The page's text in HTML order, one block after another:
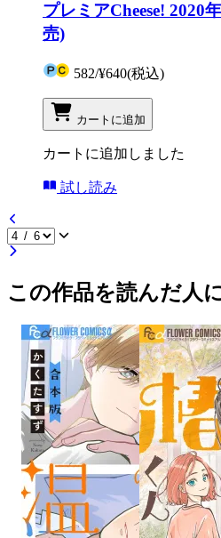
プレミアCheese! 2020
売)
582/¥640(税込)
カートに追加
カートに追加しました
試し読み
この作品を読んだ人